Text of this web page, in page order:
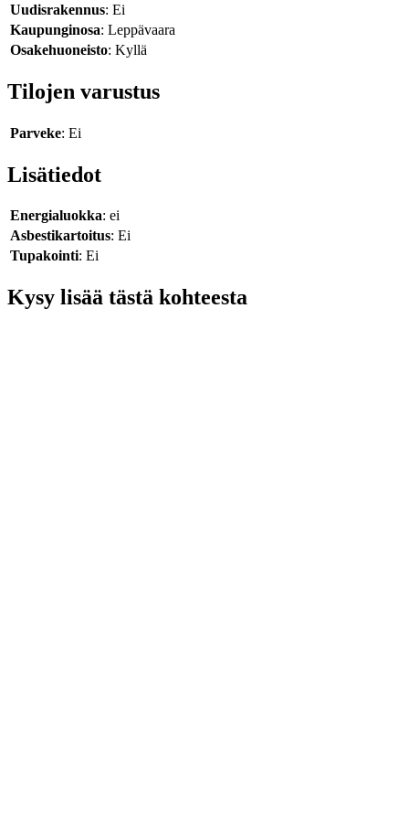
Uudisrakennus: Ei
Kaupunginosa: Leppävaara
Osakehuoneisto: Kyllä
Tilojen varustus
Parveke: Ei
Lisätiedot
Energialuokka: ei
Asbestikartoitus: Ei
Tupakointi: Ei
Kysy lisää tästä kohteesta